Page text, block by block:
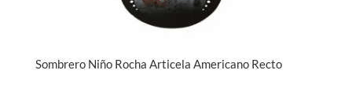
Sombrero Niño Rocha Articela Americano Recto